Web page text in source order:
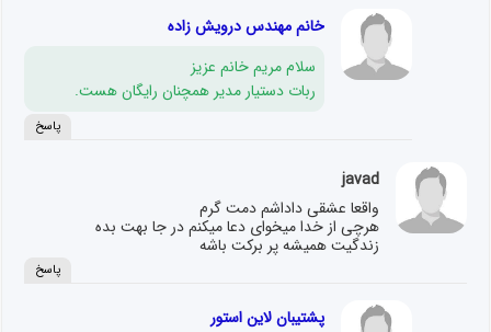
خانم مهندس درویش زاده
سلام مریم خانم عزیز
ربات دستیار مدیر همچنان رایگان هست.
پاسخ
javad
واقعا عشقی داداشم دمت گرم
هرچی از خدا میخوای دعا میکنم در جا بهت بده
زندگیت همیشه پر برکت باشه
پاسخ
پشتیبان لاین استور